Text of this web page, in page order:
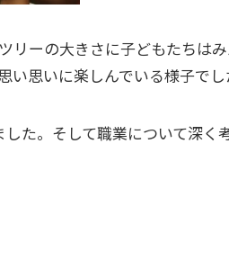
リーの大きさに子どもたちは
思いに楽しんでいる様子でし
た。そして職業について深く